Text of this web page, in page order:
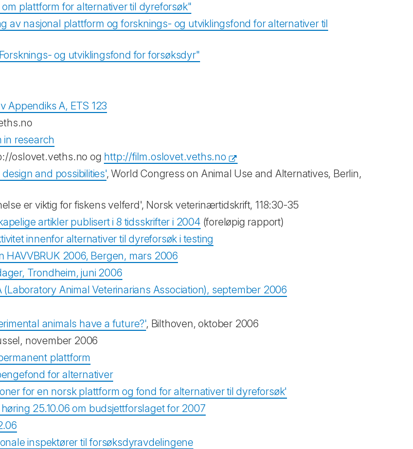
om plattform for alternativer til dyreforsøk"
av nasjonal plattform og forsknings- og utviklingsfond for alternativer til
og utviklingsfond for forsøksdyr"
Appendiks A, ETS 123
in research
oslovet.veths.no og http://film.oslovet.veths.no
and possibilities', World Congress on Animal Use and Alternatives, Berlin,
er viktig for fiskens velferd', Norsk veterinærtidskrift, 118:30-35
artikler publisert i 8 tidsskrifter i 2004(foreløpig rapport)
innenfor alternativer til dyreforsøk i testing
2006, Bergen, mars 2006
Trondheim, juni 2006
Animal Veterinarians Association), september 2006
animals have a future?', Bilthoven, oktober 2006
november 2006
plattform
for alternativer
for en norsk plattform og fond for alternativer til dyreforsøk'
25.10.06 om budsjettforslaget for 2007
inspektører til forsøksdyravdelingene